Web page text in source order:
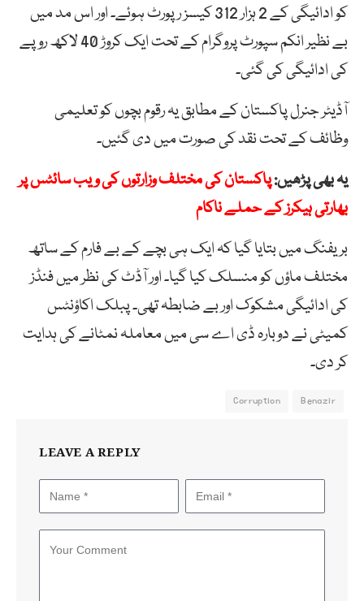
کو ادائیگی کے 2 ہزار 312 کیسز رپورٹ ہوئے۔ اور اس مد میں
بے نظیر انکم سپورٹ پروگرام کے تحت ایک کروڑ 40 لاکھ روپے
کی ادائیگی کی گئی۔
آڈیٹر جنرل پاکستان کے مطابق یہ رقوم بچوں کو تعلیمی
وظائف کے تحت نقد کی صورت میں دی گئیں۔
یہ بھی پڑھیں:پاکستان کی مختلف وزارتوں کی ویب سائٹس پر
بھارتی ہیکرز کے حملے ناکام
بریفنگ میں بتایا گیا کہ ایک ہی بچے کے بے فارم کے ساتھ
مختلف ماؤں کو منسلک کیا گیا۔ اور آڈٹ کی نظر میں فنڈز
کی ادائیگی مشکوک اور بے ضابطہ تھی۔ پبلک اکاؤنٹس
کمیٹی نے دوبارہ ڈی اے سی میں معاملہ نمٹانے کی ہدایت
کر دی۔
Benazir
Corruption
LEAVE A REPLY